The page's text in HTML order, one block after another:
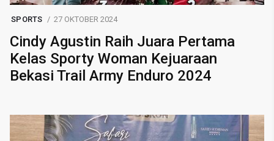
SPORTS 27 OKTOBER 2024
Cindy Agustin Raih Juara Pertama
Kelas Sporty Woman Kejuaraan
Bekasi Trail Army Enduro 2024